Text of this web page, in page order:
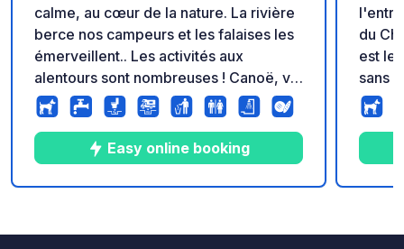
calme, au cœur de la nature. La rivière
berce nos campeurs et les falaises les
émerveillent.. Les activités aux
alentours sont nombreuses ! Canoë, via
ferrata, visites, randonnées,
spéléologie et d'autres encore… Les
gorges du Tarn sauront vous plaire..
Easy online booking
du
est
sans